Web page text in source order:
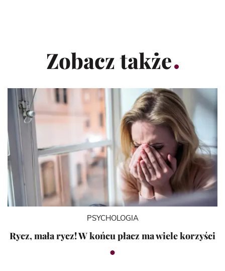
Zobacz także
PSYCHOLOGIA
Rycz, mała rycz! W końcu płacz ma wiele korzyści